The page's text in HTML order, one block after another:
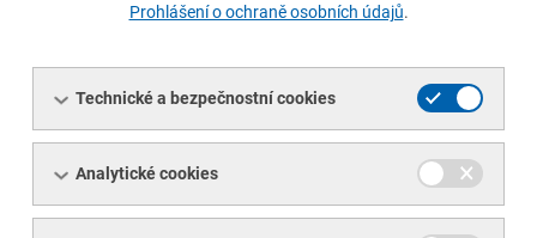
S235JR (1.0038) dle EN 10025-2
ČSN EN 10025-2
Minimální množství
1 ks
Prohlášení o ochraně osobních údajů.
Technické a bezpečnostní cookies
Analytické cookies